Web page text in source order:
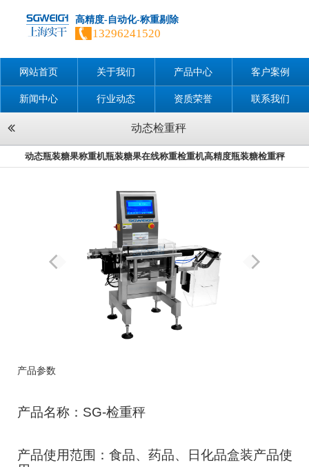
高精度-自动化-称重剔除
13296241520
网站首页 关于我们 产品中心 客户案例
新闻中心 行业动态 资质荣誉 联系我们
动态检重秤
动态瓶装糖果称重机瓶装糖果在线称重检重机高精度瓶装糖检重秤
产品参数
产品名称：SG-检重秤
产品使用范围：食品、药品、日化品盒装产品使